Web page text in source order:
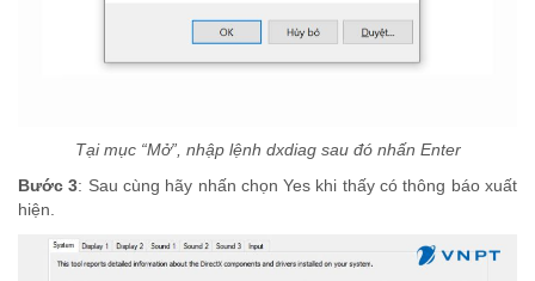
Tại mục “Mở”, nhập lệnh dxdiag sau đó nhấn Enter
Bước 3: Sau cùng hãy nhấn chọn Yes khi thấy có thông báo xuất
hiện.